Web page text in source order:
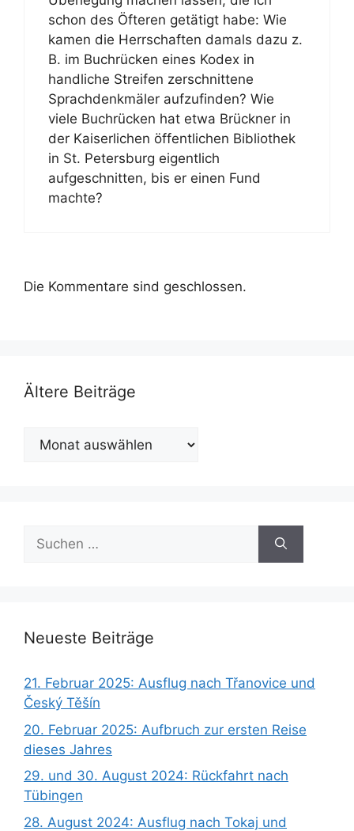
schon des Öfteren getätigt habe: Wie
kamen die Herrschaften damals dazu z.
B. im Buchrücken eines Kodex in
handliche Streifen zerschnittene
Sprachdenkmäler aufzufinden? Wie
viele Buchrücken hat etwa Brückner in
der Kaiserlichen öffentlichen Bibliothek
in St. Petersburg eigentlich
aufgeschnitten, bis er einen Fund
machte?
Die Kommentare sind geschlossen.
Ältere Beiträge
Ältere
Suchen
nach:
Neueste Beiträge
21. Februar 2025: Ausflug nach Třanovice und
Český Těšín
20. Februar 2025: Aufbruch zur ersten Reise
dieses Jahres
29. und 30. August 2024: Rückfahrt nach
Tübingen
28. August 2024: Ausflug nach Tokaj und